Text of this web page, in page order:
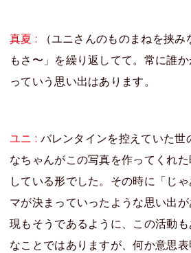
真夏 :
（ユニさんのものまねを挟
もさ〜」を繰り返してて。常に誰
っていう思い出はあります。
ユニ : バレンタインを控えていた世
なちゃんがこの写真を作ってくれ
している形でした。その時に「じ
マが決まっていったような思い出
現もそうであるように、この活動
なことではありますが、何か意思